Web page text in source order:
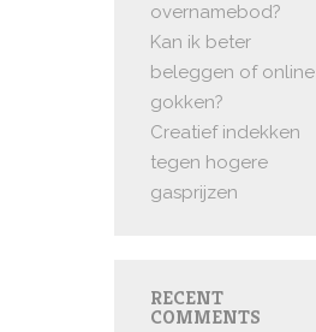
overnamebod?
Kan ik beter
beleggen of online
gokken?
Creatief indekken
tegen hogere
gasprijzen
RECENT
COMMENTS